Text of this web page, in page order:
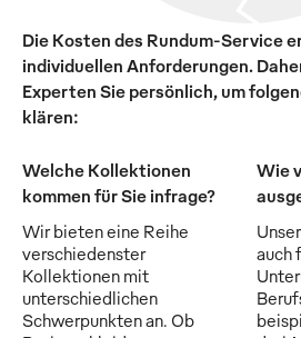
Die Kosten des Rundum-Service
individuellen Anforderungen.
Experten Sie persönlich, um
klären:
Welche Kollektionen
kommen für Sie infrage?
Wir bieten eine Reihe
verschiedenster
Kollektionen mit
unterschiedlichen
Schwerpunkten an. Ob
Wie
auch